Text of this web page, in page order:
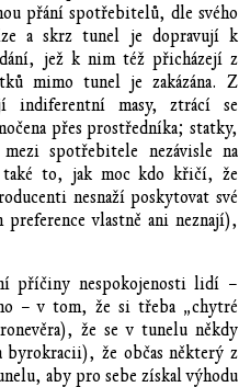
přání spotřebitelů, dle svého
a skrz tunel je dopravují k
jež k nim též přicházejí z
mimo tunel je zakázána. Z
indiferentní masy, ztrácí se
přes prostředníka; statky,
spotřebitele nezávisle na
to, jak moc kdo křičí, že
nesnaží poskytovat své
vlastně ani neznají),
příčiny nespokojenosti lidí –
– v tom, že si třeba „chytré
že se v tunelu někdy
byrokracii), že občas některý z
aby pro sebe získal výhodu